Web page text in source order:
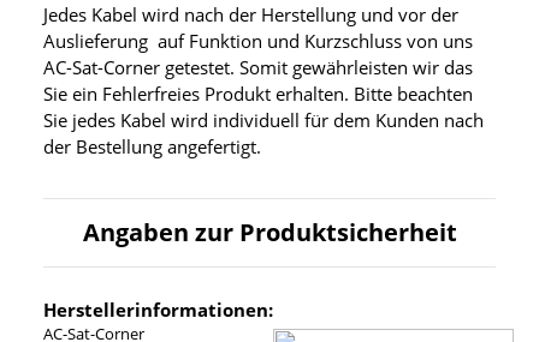
Jedes Kabel wird nach der Herstellung und vor der
Auslieferung auf Funktion und Kurzschluss von uns
AC-Sat-Corner getestet. Somit gewährleisten wir das
Sie ein Fehlerfreies Produkt erhalten. Bitte beachten
Sie jedes Kabel wird individuell für dem Kunden nach
der Bestellung angefertigt.
Angaben zur Produktsicherheit
Herstellerinformationen:
AC-Sat-Corner